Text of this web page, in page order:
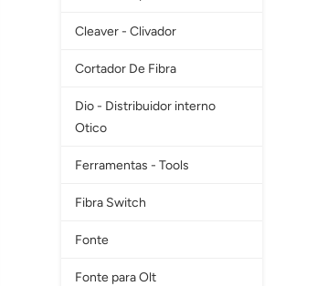
Cleaver - Clivador
Cortador De Fibra
Dio - Distribuidor interno
Otico
Ferramentas - Tools
Fibra Switch
Fonte
Fonte para Olt